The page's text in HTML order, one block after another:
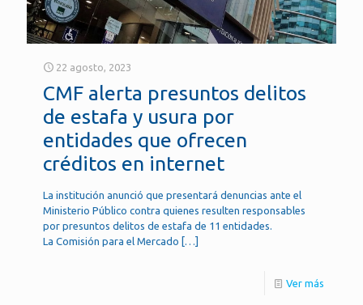
22 agosto, 2023
CMF alerta presuntos delitos
de estafa y usura por
entidades que ofrecen
créditos en internet
La institución anunció que presentará denuncias ante el
Ministerio Público contra quienes resulten responsables
por presuntos delitos de estafa de 11 entidades.
La Comisión para el Mercado […]
Ver más